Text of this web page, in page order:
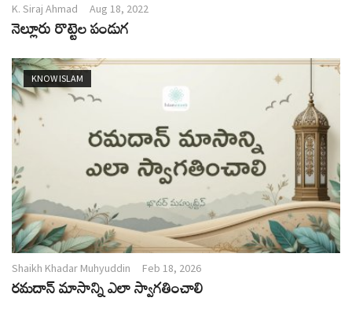
K. Siraj Ahmad Aug 18, 2022
నెల్లూరు రొట్టెల పండుగ
KNOW ISLAM
Shaikh Khadar Muhyuddin Feb 18, 2026
రమదాన్ మాసాన్ని ఎలా స్వాగతించాలి